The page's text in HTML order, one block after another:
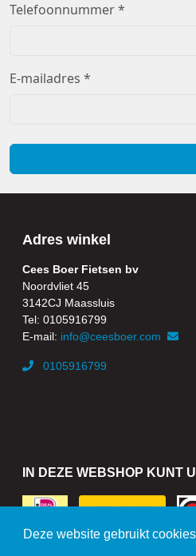
Deze website gebruikt
Telefoonnummer *
E-mailadres *
Adres winkel
Cees Boer Fietsen bv
Noordvliet 45
3142CJ Maassluis
Tel: 0105916799
E-mail: info@ceesboer.com
0105916799
IN DEZE WEBSHOP KUNT